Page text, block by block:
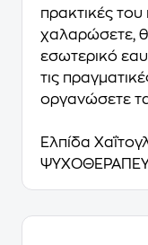
πρακτικές
χαλαρώσετε,
εσωτερικό
τις
οργανώσετε
Ελπίδα